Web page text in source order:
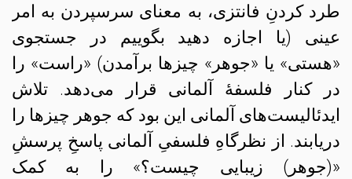
طرد کردنِ فانتزی، به معنای سرسپردن به امر
عینی (یا اجازه دهید بگوییم در جستجوی
«هستی» یا «جوهر» چیزها برآمدن) «راست» را
در کنار فلسفهٔ آلمانی قرار می‌دهد. تلاش
ایدئالیست‌های آلمانی این بود که جوهر چیزها را
دریابند. از نظرگاهِ فلسفیِ آلمانی پاسخِ پرسشِ
«(جوهر) زیبایی چیست؟» را به کمک